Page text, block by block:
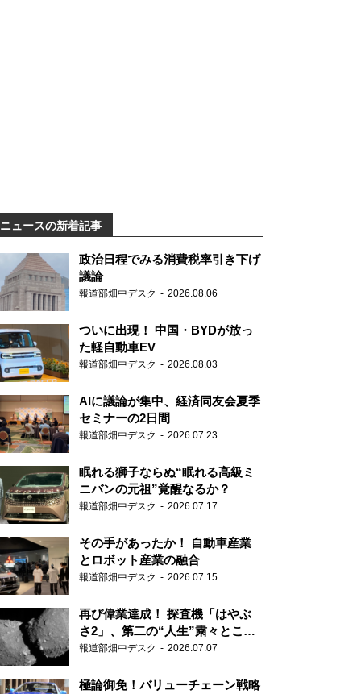
ニュースの新着記事
政治日程でみる消費税率引き下げ
議論
報道部畑中デスク 2026.08.06
ついに出現！ 中国・BYDが放っ
た軽自動車EV
報道部畑中デスク 2026.08.03
AIに議論が集中、経済同友会夏季
セミナーの2日間
報道部畑中デスク 2026.07.23
眠れる獅子ならぬ“眠れる高級ミ
ニバンの元祖”覚醒なるか？
報道部畑中デスク 2026.07.17
その手があったか！ 自動車産業
とロボット産業の融合
報道部畑中デスク 2026.07.15
再び偉業達成！ 探査機「はやぶ
さ2」、第二の“人生”粛々とこな
す
報道部畑中デスク 2026.07.07
極論御免！バリューチェーン戦略